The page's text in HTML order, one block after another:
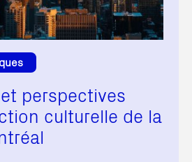
perspectives
culturelle de la